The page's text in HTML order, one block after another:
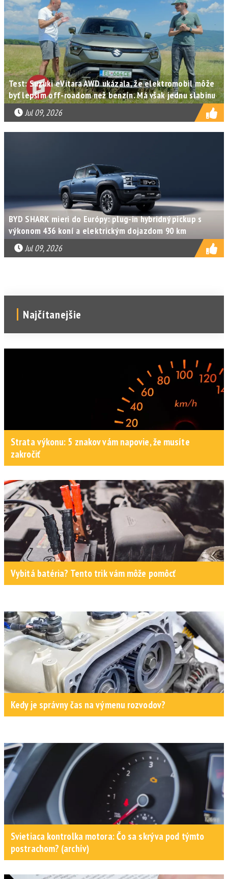
Test: Suzuki eVitara AWD ukázala, že elektromobil môže
byť lepším off-roadom než benzín. Má však jednu slabinu
Jul 09, 2026
BYD SHARK mieri do Európy: plug-in hybridný pickup s
výkonom 436 koní a elektrickým dojazdom 90 km
Jul 09, 2026
Najčítanejšie
Strata výkonu: 5 znakov vám napovie, že musíte
zakročiť
Vybitá batéria? Tento trik vám môže pomôcť
Kedy je správny čas na výmenu rozvodov?
Svietiaca kontrolka motora: Čo sa skrýva pod týmto
postrachom? (archív)